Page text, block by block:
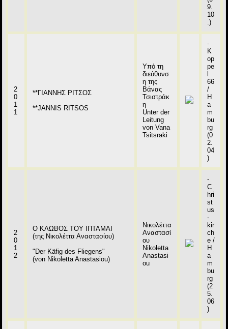
9.
10
.)
2
0
1
1
**ΓΙΑΝΝΗΣ ΡΙΤΣΟΣ
**JANNIS RITSOS
Υπό τη
διεύθυνσ
η της
Βάνας
Τσιστράκ
η
Unter der
Leitung
von Vana
Tsitsraki
-
K
op
pe
66
/
H
a
m
bu
rg
(0
2.
04
)
2
0
1
2
Ο ΚΛΩΒΟΣ ΤΟΥ ΙΠΤΑΜΑΙ
(της Νικολέττα Αναστασίου)
"Der Käfig des Fliegens"
(von Nikoletta Anastasiou)
Νικολέττα
Αναστασί
ου
Nikoletta
Anastasi
ou
-
C
hri
st
us
-
kir
ch
e /
H
a
m
bu
rg
(2
5.
06
)